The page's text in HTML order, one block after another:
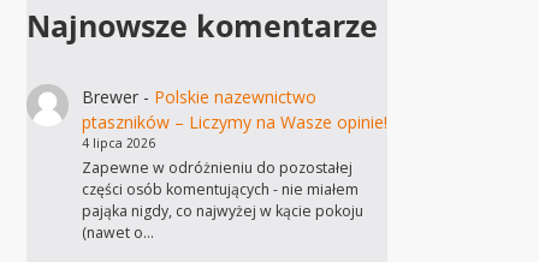
Najnowsze komentarze
Brewer- Polskie nazewnictwo
ptaszników – Liczymy na Wasze opinie!
4 lipca 2026
Zapewne w odróżnieniu do pozostałej
części osób komentujących - nie miałem
pająka nigdy, co najwyżej w kącie pokoju
(nawet o…